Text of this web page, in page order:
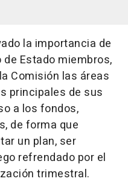
la importancia de
Estado miembros,
Comisión las áreas
principales de sus
a los fondos,
de forma que
un plan, ser
refrendado por el
trimestral.